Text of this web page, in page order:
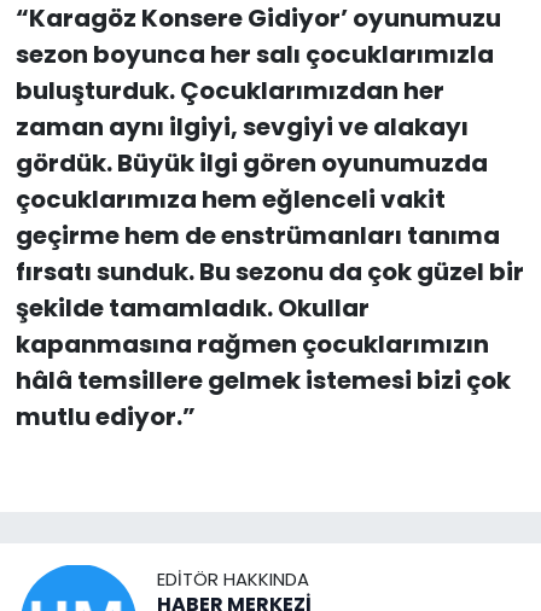
“Karagöz Konsere Gidiyor’ oyunumuzu
sezon boyunca her salı çocuklarımızla
buluşturduk. Çocuklarımızdan her
zaman aynı ilgiyi, sevgiyi ve alakayı
gördük. Büyük ilgi gören oyunumuzda
çocuklarımıza hem eğlenceli vakit
geçirme hem de enstrümanları tanıma
fırsatı sunduk. Bu sezonu da çok güzel bir
şekilde tamamladık. Okullar
kapanmasına rağmen çocuklarımızın
hâlâ temsillere gelmek istemesi bizi çok
mutlu ediyor.”
EDITÖR HAKKINDA
HABER MERKEZİ